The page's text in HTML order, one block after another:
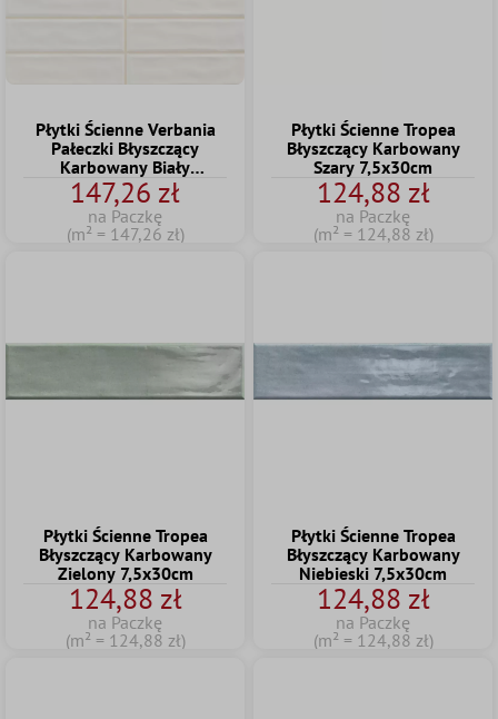
Płytki Ścienne Verbania
Pałeczki Błyszczący
Karbowany Biały
20x20cm
147,26 zł
na Paczkę
(m² = 147,26 zł)
Płytki Ścienne Tropea
Błyszczący Karbowany
Szary 7,5x30cm
124,88 zł
na Paczkę
(m² = 124,88 zł)
Płytki Ścienne Tropea
Błyszczący Karbowany
Zielony 7,5x30cm
124,88 zł
na Paczkę
(m² = 124,88 zł)
Płytki Ścienne Tropea
Błyszczący Karbowany
Niebieski 7,5x30cm
124,88 zł
na Paczkę
(m² = 124,88 zł)